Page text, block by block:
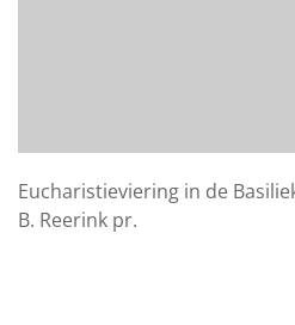
Eucharistieviering in de
B. Reerink pr.